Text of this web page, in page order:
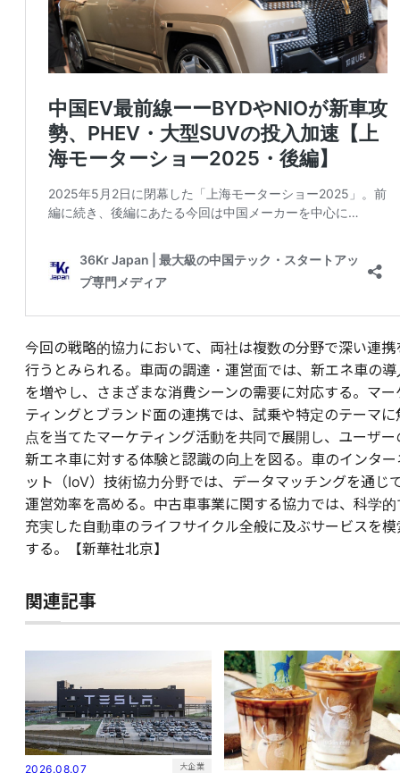
今回の戦略的協力において、両社は複数の分野で深い連携
行うとみられる。車両の調達・運営面では、新エネ車の導
を増やし、さまざまな消費シーンの需要に対応する。マー
ティングとブランド面の連携では、試乗や特定のテーマに
点を当てたマーケティング活動を共同で展開し、ユーザー
新エネ車に対する体験と認識の向上を図る。車のインター
ット（IoV）技術協力分野では、データマッチングを通じ
運営効率を高める。中古車事業に関する協力では、科学的
充実した自動車のライフサイクル全般に及ぶサービスを模
する。【新華社北京】
関連記事
2026.08.07 大企業